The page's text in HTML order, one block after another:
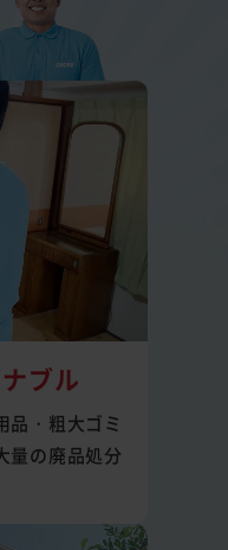
ブル
品・粗大ゴミ
量の廃品処分